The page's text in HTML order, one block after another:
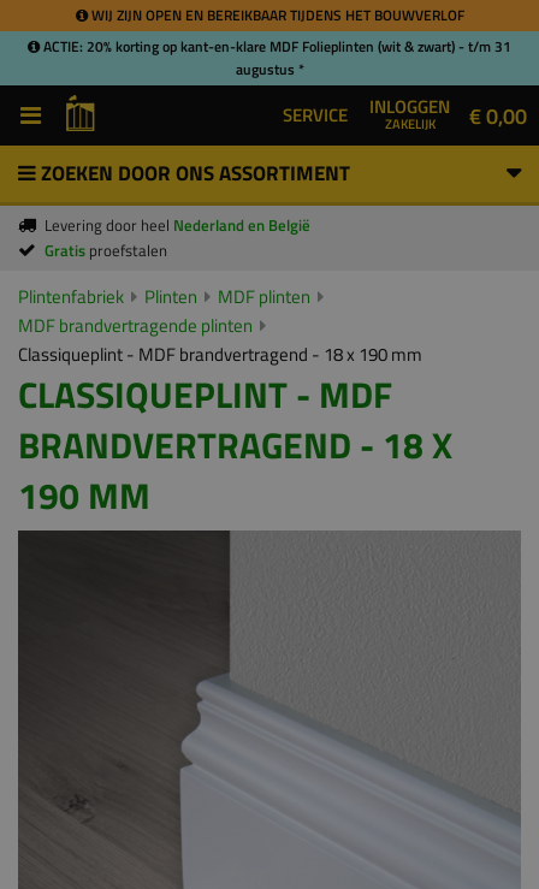
WIJ ZIJN OPEN EN BEREIKBAAR TIJDENS HET BOUWVERLOF
ACTIE: 20% korting op kant-en-klare MDF Folieplinten (wit & zwart) - t/m 31
augustus *
SERVICE INLOGGEN
ZAKELIJK € 0,00
ZOEKEN DOOR ONS ASSORTIMENT
Levering door heel Nederland en België
Gratis proefstalen
Plintenfabriek Plinten
MDF plinten
MDF brandvertragende plinten
Classiqueplint - MDF brandvertragend - 18 x 190 mm
CLASSIQUEPLINT - MDF
BRANDVERTRAGEND - 18 X
190 MM